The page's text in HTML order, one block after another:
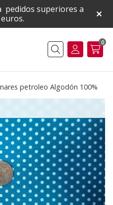
pedidos superiores a
Buscar
0
petroleo Algodón 100%